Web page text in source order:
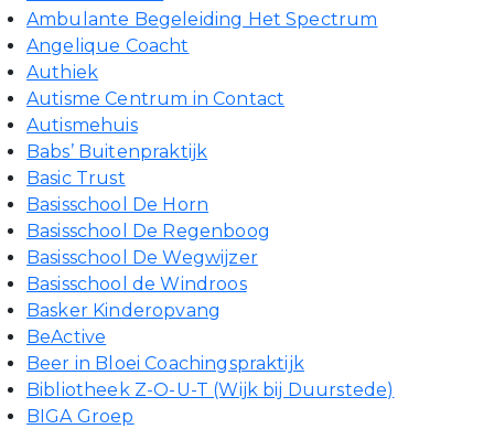
Ambulante Begeleiding Het Spectrum
Angelique Coacht
Authiek
Autisme Centrum in Contact
Autismehuis
Babs’ Buitenpraktijk
Basic Trust
Basisschool De Horn
Basisschool De Regenboog
Basisschool De Wegwijzer
Basisschool de Windroos
Basker Kinderopvang
BeActive
Beer in Bloei Coachingspraktijk
Bibliotheek Z-O-U-T (Wijk bij Duurstede)
BIGA Groep